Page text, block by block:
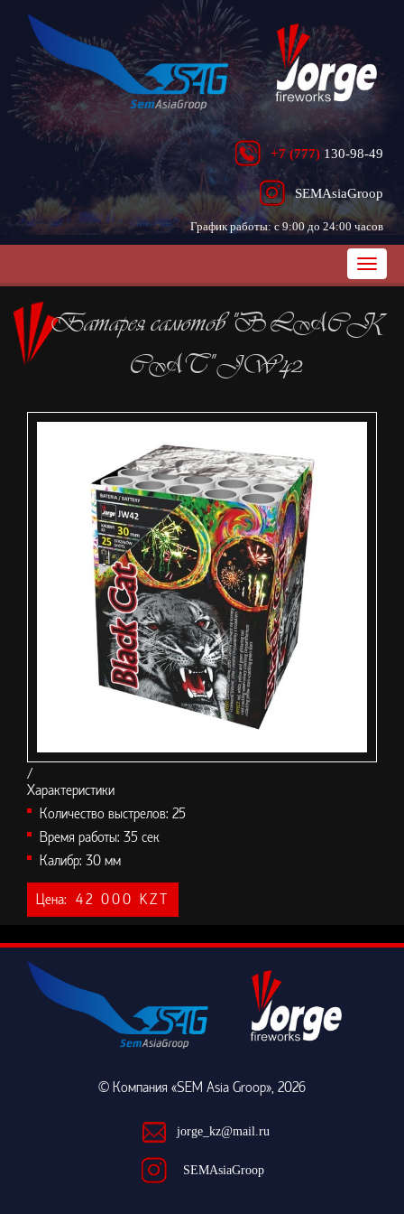
+7 (777)130-98-49
SEMAsiaGroop
График работы: с 9:00 до 24:00 часов
Батарея салютов "BLACK
CAT" JW42
/
Характеристики
Количество выстрелов: 25
Время работы: 35 сек
Калибр: 30 мм
Цена: 42 000 KZT
© Компания «SEM Asia Groop», 2026
jorge_kz@mail.ru
SEMAsiaGroop